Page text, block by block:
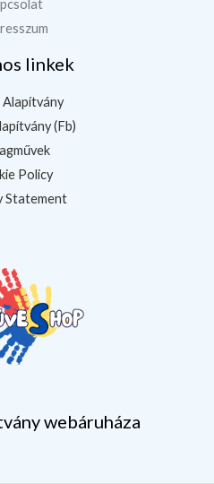
linkek
(Fb)
Policy
Statement
webáruháza